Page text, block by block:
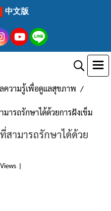
中文版
ความรู้เพื่อดูแลสุขภาพ
ารถรักษาได้ด้วยการฝังเข็ม
สามารถรักษาได้ด้วย
|